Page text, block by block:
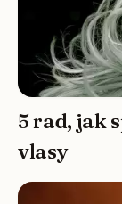
5 rad, jak
vlasy